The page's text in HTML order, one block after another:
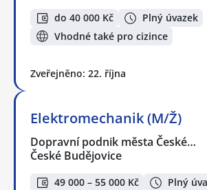
do 40 000 Kč
Plný úvazek
Vhodné také pro cizince
Zveřejněno: 22. října
Elektromechanik (M/Ž)
Dopravní podnik města České…
České Budějovice
49 000 – 55 000 Kč Plný